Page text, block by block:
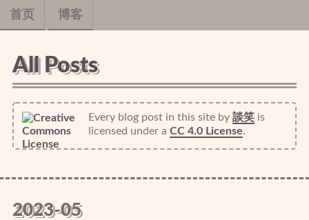
首页 博客
All Posts
Every blog post in this siteby 談笑is
licensed under a CC 4.0 License.
2023-05